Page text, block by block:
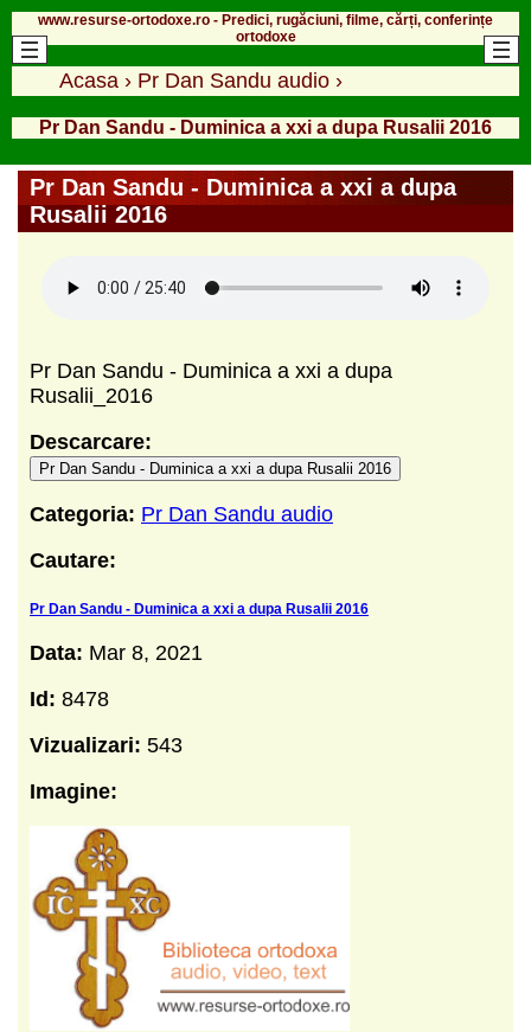
www.resurse-ortodoxe.ro - Predici, rugăciuni, filme, cărți, conferințe
ortodoxe
Acasa › Pr Dan Sandu audio ›
Pr Dan Sandu - Duminica a xxi a dupa Rusalii 2016
Pr Dan Sandu - Duminica a xxi a dupa
Rusalii 2016
Pr Dan Sandu - Duminica a xxi a dupa
Rusalii_2016
Descarcare:
Pr Dan Sandu - Duminica a xxi a dupa Rusalii 2016
Categoria: Pr Dan Sandu audio
Cautare:
Pr Dan Sandu - Duminica a xxi a dupa Rusalii 2016
Data: Mar 8, 2021
Id: 8478
Vizualizari: 543
Imagine: